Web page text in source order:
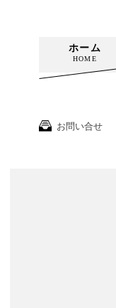
お問い合せ
ホーム
HOME